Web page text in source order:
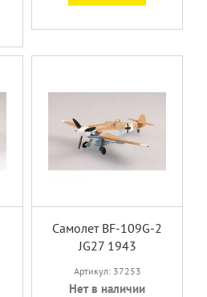
Самолет BF-109G-2
JG27 1943
Артикул: 37253
Нет в наличии